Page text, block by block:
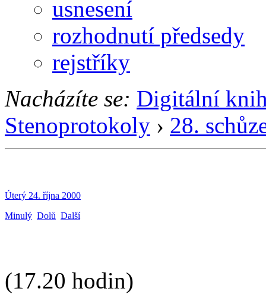
usnesení
rozhodnutí předsedy
rejstříky
Nacházíte se: Digitální
Stenoprotokoly › 28.
Úterý 24. října 2000
Minulý Dolů Další
(17.20 hodin)